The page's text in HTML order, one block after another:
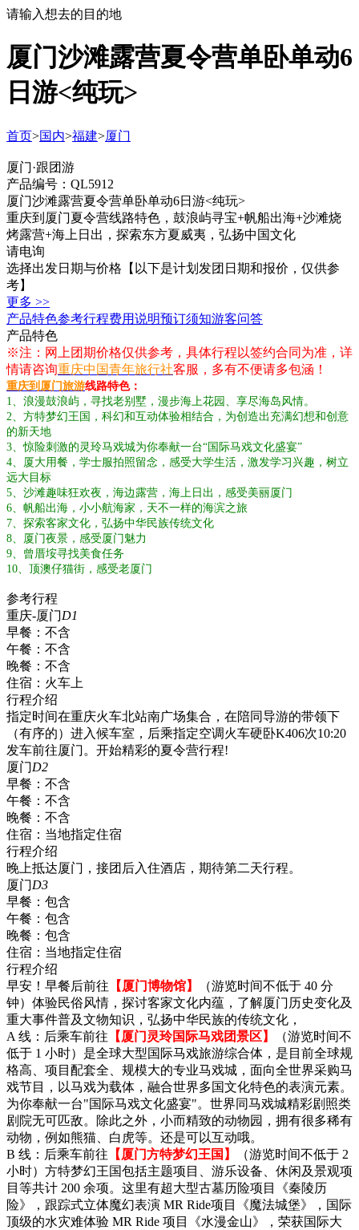
请输入想去的目的地
厦门沙滩露营夏令营单卧单动6
日游<纯玩>
首页>国内>福建>厦门
厦门·跟团游
产品编号：QL5912
厦门沙滩露营夏令营单卧单动6日游<纯玩>
重庆到厦门夏令营线路特色，鼓浪屿寻宝+帆船出海+沙滩烧
烤露营+海上日出，探索东方夏威夷，弘扬中国文化
请电询
选择出发日期与价格 【以下是计划发团日期和报价，仅供参
考】
更多 >>
产品特色参考行程费用说明预订须知游客问答
产品特色
※注：网上团期价格仅供参考，具体行程以签约合同为准，详
情请咨询重庆中国青年旅行社客服，多有不便请多包涵！
重庆到厦门旅游线路特色：
1、浪漫鼓浪屿，寻找老别墅，漫步海上花园、享尽海岛风情。
2、方特梦幻王国，科幻和互动体验相结合，为创造出充满幻想和创意
的新天地
3、惊险刺激的灵玲马戏城为你奉献一台“国际马戏文化盛宴”
4、厦大用餐，学士服拍照留念，感受大学生活，激发学习兴趣，树立
远大目标
5、沙滩趣味狂欢夜，海边露营，海上日出，感受美丽厦门
6、帆船出海，小小航海家，天不一样的海滨之旅
7、探索客家文化，弘扬中华民族传统文化
8、厦门夜景，感受厦门魅力
9、曾厝垵寻找美食任务
10、顶澳仔猫街，感受老厦门
参考行程
重庆-厦门D1
早餐： 不含
午餐： 不含
晚餐： 不含
住宿： 火车上
行程介绍
指定时间在重庆火车北站南广场集合，在陪同导游的带领下
（有序的）进入候车室，后乘指定空调火车硬卧K406次10:20
发车前往厦门。开始精彩的夏令营行程!
厦门D2
早餐： 不含
午餐： 不含
晚餐： 不含
住宿： 当地指定住宿
行程介绍
晚上抵达厦门，接团后入住酒店，期待第二天行程。
厦门D3
早餐： 包含
午餐： 包含
晚餐： 包含
住宿： 当地指定住宿
行程介绍
早安！早餐后前往 【厦门博物馆】
（游览时间不低于 40 分
钟）体验民俗风情，探讨客家文化内蕴，了解厦门历史变化及
重大事件普及文物知识，弘扬中华民族的传统文化，
A 线：后乘车前往 【厦门灵玲国际马戏团景区】
（游览时间不
低于 1 小时）是全球大型国际马戏旅游综合体，是目前全球规
格高、项目配套全、规模大的专业马戏城，面向全世界采购马
戏节目，以马戏为载体，融合世界多国文化特色的表演元素。
为你奉献一台"国际马戏文化盛宴"。世界同马戏城精彩剧照类
剧院无可匹敌。除此之外，小而精致的动物园，拥有很多稀有
动物，例如熊猫、白虎等。还是可以互动哦。
B 线：后乘车前往 【厦门方特梦幻王国】
（游览时间不低于 2
小时）方特梦幻王国包括主题项目、游乐设备、休闲及景观项
目等共计 200 余项。这里有超大型古墓历险项目《秦陵历
险》，跟踪式立体魔幻表演 MR Ride项目《魔法城堡》，国际
顶级的水灾难体验 MR Ride 项目《水漫金山》，荣获国际大